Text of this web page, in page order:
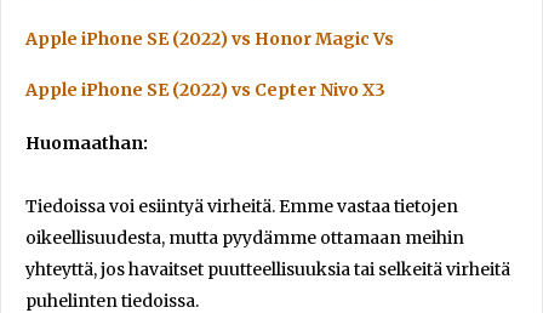
Apple iPhone SE (2022) vs Honor Magic Vs
Apple iPhone SE (2022) vs Cepter Nivo X3
Huomaathan:
Tiedoissa voi esiintyä virheitä. Emme vastaa tietojen
oikeellisuudesta, mutta pyydämme ottamaan meihin
yhteyttä, jos havaitset puutteellisuuksia tai selkeitä virheitä
puhelinten tiedoissa.